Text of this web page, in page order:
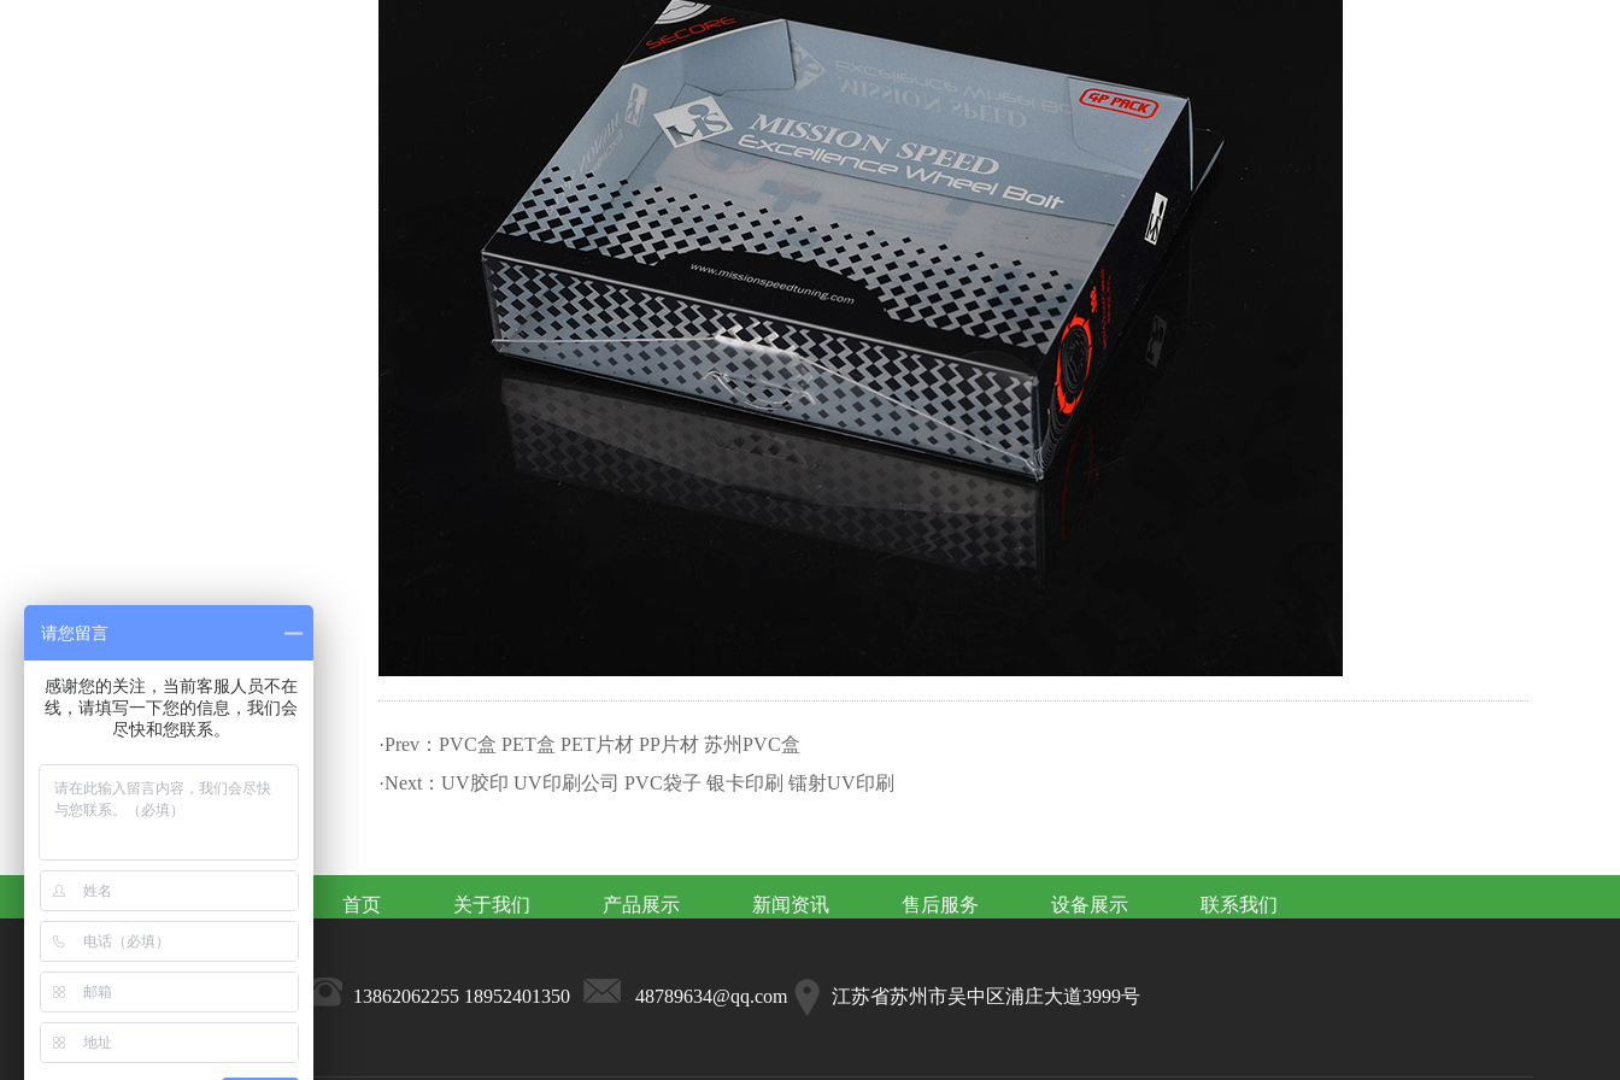
·Prev： PVC盒 PET盒 PET片材 PP片材 苏州PVC盒
·Next： UV胶印 UV印刷公司 PVC袋子 银卡印刷 镭射UV印刷
首页 关于我们 产品展示 新闻资讯 售后服务 设备展示 联系我们
13862062255 18952401350 48789634@qq.com 江苏省苏州市吴中区浦庄大道3999号
请您留言
感谢您的关注，当前客服人员不在
线，请填写一下您的信息，我们会
尽快和您联系。